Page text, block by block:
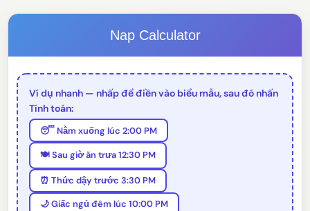
Nap Calculator
Ví dụ nhanh — nhấp để điền vào biểu mẫu, sau đó nhấn
Tính toán:
😴 Nằm xuống lúc 2:00 PM
🍽️ Sau giờ ăn trưa 12:30 PM
⏰ Thức dậy trước 3:30 PM
🌙 Giấc ngủ đêm lúc 10:00 PM